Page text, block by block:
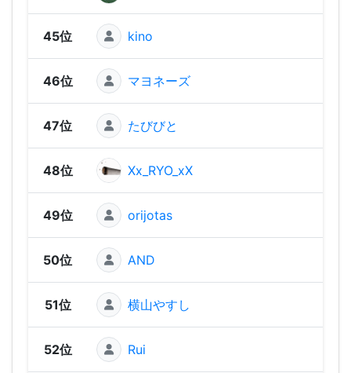
45位 kino
46位 マヨネーズ
47位 たびびと
48位 Xx_RYO_xX
49位 orijotas
50位 AND
51位 横山やすし
52位 Rui